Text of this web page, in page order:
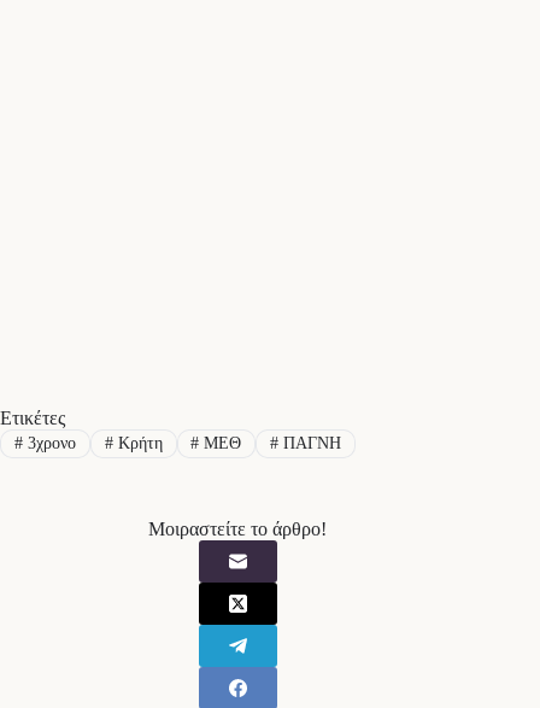
Ετικέτες
#3χρονο #Κρήτη # ΜΕΘ # ΠΑΓΝΗ
Μοιραστείτε το άρθρο!